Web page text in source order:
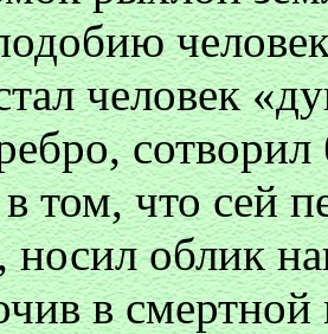
человек
том, что сей
носил облик
в смертной